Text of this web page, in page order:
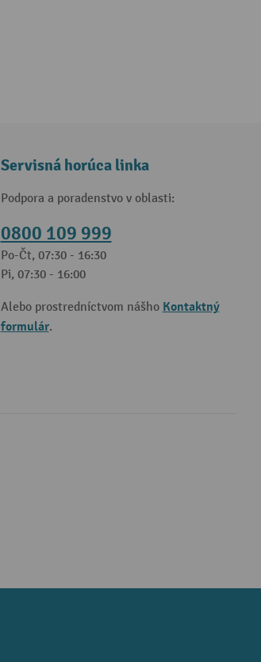
Servisná horúca linka
Podpora a poradenstvo v oblasti:
0800 109 999
Po-Čt, 07:30 - 16:30
Pi, 07:30 - 16:00
Alebo prostredníctvom nášho Kontaktný
formulár.